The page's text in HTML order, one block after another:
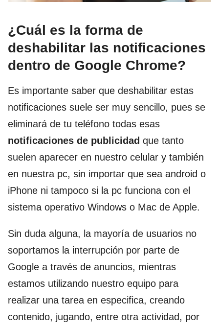
¿Cuál es la forma de
deshabilitar las notificaciones
dentro de Google Chrome?
Es importante saber que deshabilitar estas
notificaciones suele ser muy sencillo, pues se
eliminará de tu teléfono todas esas
notificaciones de publicidad que tanto
suelen aparecer en nuestro celular y también
en nuestra pc, sin importar que sea android o
iPhone ni tampoco si la pc funciona con el
sistema operativo Windows o Mac de Apple.
Sin duda alguna, la mayoría de usuarios no
soportamos la interrupción por parte de
Google a través de anuncios, mientras
estamos utilizando nuestro equipo para
realizar una tarea en especifica, creando
contenido, jugando, entre otra actividad, por